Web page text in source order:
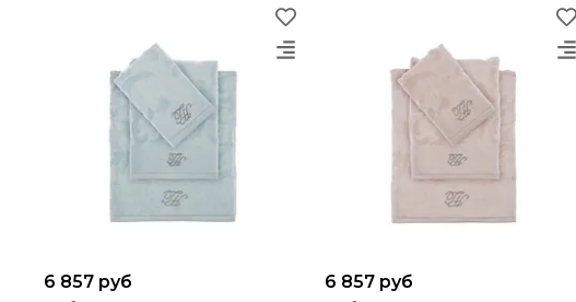
6 857 руб 6 857 руб